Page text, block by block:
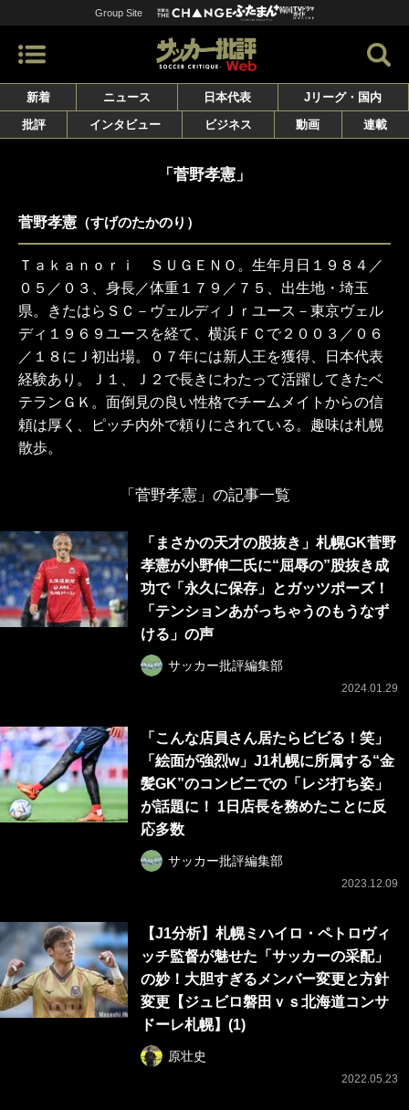
Group Site
新着 ニュース 日本代表
Jリーグ・国内
批評
インタビュー ビジネス 動画 連載
「菅野孝憲」
菅野孝憲 （すげのたかのり）
Ｔａｋａｎｏｒｉ ＳＵＧＥＮＯ。生年月日１９８４／
０５／０３、身長／体重１７９／７５、出生地・埼玉
県。きたはらＳＣ－ヴェルディＪｒユース－東京ヴェル
ディ１９６９ユースを経て、横浜ＦＣで２００３／０６
／１８にＪ初出場。０７年には新人王を獲得、日本代表
経験あり。Ｊ１、Ｊ２で長きにわたって活躍してきたベ
テランＧＫ。面倒見の良い性格でチームメイトからの信
頼は厚く、ピッチ内外で頼りにされている。趣味は札幌
散歩。
「菅野孝憲」の記事一覧
「まさかの天才の股抜き」札幌GK菅野
孝憲が小野伸二氏に“屈辱の”股抜き成
功で「永久に保存」とガッツポーズ！
「テンションあがっちゃうのもうなず
ける」の声
サッカー批評編集部
2024.01.29
「こんな店員さん居たらビビる！笑」
「絵面が強烈w」J1札幌に所属する“金
髪GK”のコンビニでの「レジ打ち姿」
が話題に！ 1日店長を務めたことに反
応多数
サッカー批評編集部
2023.12.09
【J1分析】札幌ミハイロ・ペトロヴィ
ッチ監督が魅せた「サッカーの采配」
の妙！大胆すぎるメンバー変更と方針
変更【ジュビロ磐田ｖｓ北海道コンサ
ドーレ札幌】(1)
原壮史
2022.05.23